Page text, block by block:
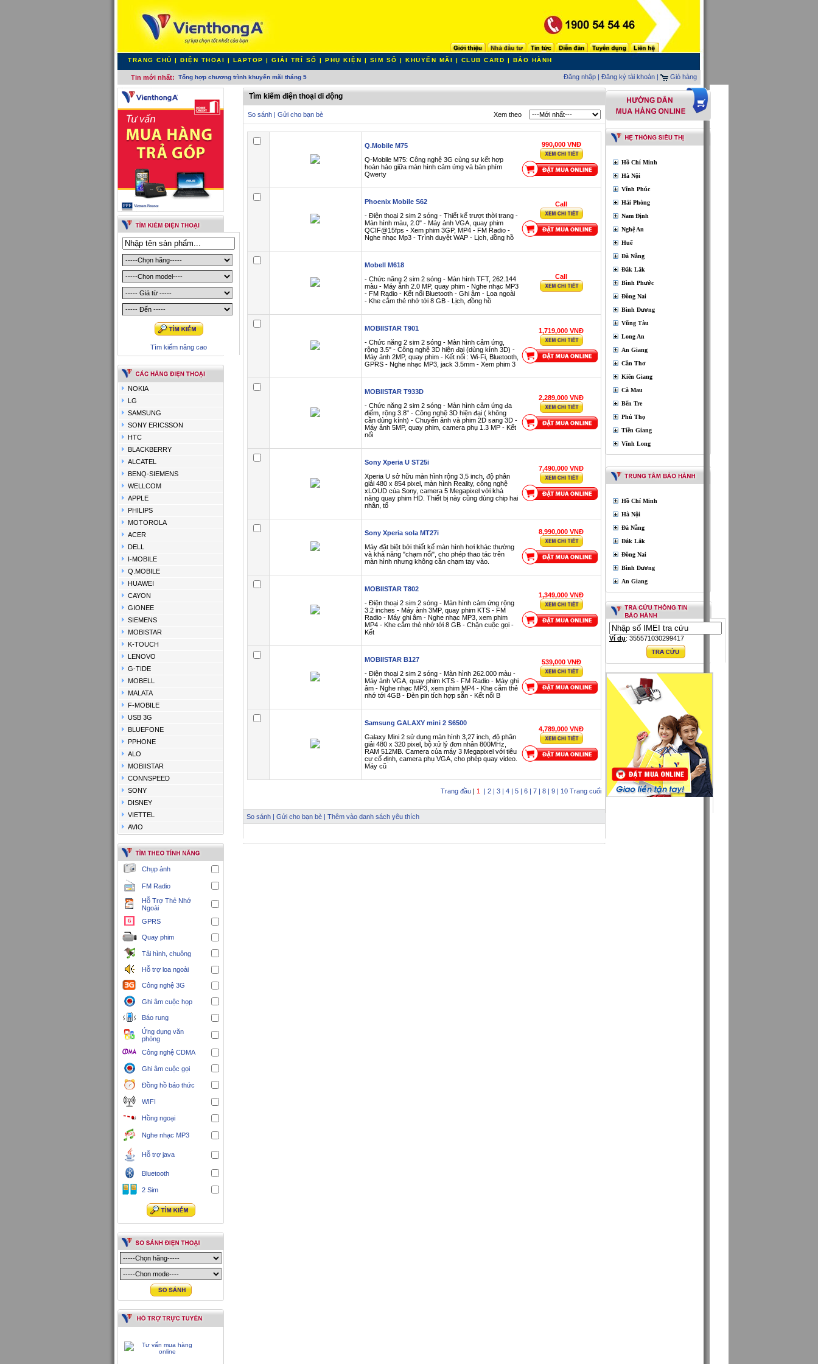
TRANG CHỦ | ĐIỆN THOẠI | LAPTOP | GIẢI TRÍ SỐ | PHỤ KIỆN | SIM SỐ | KHUYẾN MÃI | CLUB CARD | BẢO HÀNH
Tin mới nhất: Tổng hợp chương trình khuyến mãi tháng 5 Đăng nhập | Đăng ký tài khoản | Giỏ hàng
Tìm kiếm nâng cao
NOKIA
LG
SAMSUNG
SONY ERICSSON
HTC
BLACKBERRY
ALCATEL
BENQ-SIEMENS
WELLCOM
APPLE
PHILIPS
MOTOROLA
ACER
DELL
I-MOBILE
Q.MOBILE
HUAWEI
CAYON
GIONEE
SIEMENS
MOBISTAR
K-TOUCH
LENOVO
G-TIDE
MOBELL
MALATA
F-MOBILE
USB 3G
BLUEFONE
PPHONE
ALO
MOBIISTAR
CONNSPEED
SONY
DISNEY
VIETTEL
AVIO
Chụp ảnh
FM Radio
Hỗ Trợ Thẻ Nhớ
Ngoài
GPRS
Quay phim
Tải hình, chuông
Hỗ trợ loa ngoài
Công nghệ 3G
Ghi âm cuộc họp
Báo rung
Ứng dụng văn
phòng
Công nghệ CDMA
Ghi âm cuộc gọi
Đồng hồ báo thức
WIFI
Hồng ngoại
Nghe nhạc MP3
Hỗ trợ java
Bluetooth
2 Sim
Tìm kiếm điện thoại di động
So sánh | Gửi cho bạn bè Xem theo
Q.Mobile M75
Q-Mobile M75: Công nghệ 3G cùng sự kết hợp
hoàn hảo giữa màn hình cảm ứng và bàn phím
Qwerty
990,000 VNĐ
Phoenix Mobile S62
- Điện thoại 2 sim 2 sóng - Thiết kế trượt thời trang -
Màn hình màu, 2.0" - Máy ảnh VGA, quay phim
QCIF@15fps - Xem phim 3GP, MP4 - FM Radio -
Nghe nhạc Mp3 - Trình duyệt WAP - Lịch, đồng hồ
Call
Mobell M618
- Chức năng 2 sim 2 sóng - Màn hình TFT, 262.144
màu - Máy ảnh 2.0 MP, quay phim - Nghe nhạc MP3
- FM Radio - Kết nối Bluetooth - Ghi âm - Loa ngoài
- Khe cắm thẻ nhớ tới 8 GB - Lịch, đồng hồ
Call
MOBIISTAR T901
- Chức năng 2 sim 2 sóng - Màn hình cảm ứng,
rộng 3.5" - Công nghệ 3D hiện đại (dùng kính 3D) -
Máy ảnh 2MP, quay phim - Kết nối : Wi-Fi, Bluetooth,
GPRS - Nghe nhạc MP3, jack 3.5mm - Xem phim 3
1,719,000 VNĐ
MOBIISTAR T933D
- Chức năng 2 sim 2 sóng - Màn hình cảm ứng đa
điểm, rộng 3.8" - Công nghệ 3D hiện đại ( không
cần dùng kính) - Chuyển ảnh và phim 2D sang 3D -
Máy ảnh 5MP, quay phim, camera phụ 1.3 MP - Kết
nối
2,289,000 VNĐ
Sony Xperia U ST25i
Xperia U sở hữu màn hình rộng 3,5 inch, độ phân
giải 480 x 854 pixel, màn hình Reality, công nghệ
xLOUD của Sony, camera 5 Megapixel với khả
năng quay phim HD. Thiết bị này cũng dùng chip hai
nhân, tố
7,490,000 VNĐ
Sony Xperia sola MT27i
Máy đặt biệt bởi thiết kế màn hình hơi khác thường
và khả năng "chạm nổi", cho phép thao tác trên
màn hình nhưng không cần chạm tay vào.
8,990,000 VNĐ
MOBIISTAR T802
- Điện thoại 2 sim 2 sóng - Màn hình cảm ứng rộng
3.2 inches - Máy ành 3MP, quay phim KTS - FM
Radio - Máy ghi âm - Nghe nhạc MP3, xem phim
MP4 - Khe cắm thẻ nhớ tới 8 GB - Chặn cuộc gọi -
Kết
1,349,000 VNĐ
MOBIISTAR B127
- Điện thoại 2 sim 2 sóng - Màn hình 262.000 màu -
Máy ành VGA, quay phim KTS - FM Radio - Máy ghi
âm - Nghe nhạc MP3, xem phim MP4 - Khe cắm thẻ
nhớ tới 4GB - Đèn pin tích hợp sẵn - Kết nối B
539,000 VNĐ
Samsung GALAXY mini 2 S6500
Galaxy Mini 2 sử dụng màn hình 3,27 inch, độ phân
giải 480 x 320 pixel, bộ xử lý đơn nhân 800MHz,
RAM 512MB. Camera của máy 3 Megapixel với tiêu
cự cố định, camera phụ VGA, cho phép quay video.
Máy cũ
4,789,000 VNĐ
Trang đầu | 1 | 2 | 3 | 4 | 5 | 6 | 7 | 8 | 9 | 10 Trang cuối
So sánh | Gửi cho bạn bè | Thêm vào danh sách yêu thích
Hồ Chí Minh
Hà Nội
Vĩnh Phúc
Hải Phòng
Nam Định
Nghệ An
Huế
Đà Nẵng
Đắk Lắk
Bình Phước
Đồng Nai
Bình Dương
Vũng Tàu
Long An
An Giang
Cần Thơ
Kiên Giang
Cà Mau
Bến Tre
Phú Thọ
Tiền Giang
Vĩnh Long
Hồ Chí Minh
Hà Nội
Đà Nẵng
Đắk Lắk
Đồng Nai
Bình Dương
An Giang
Ví dụ: 355571030299417